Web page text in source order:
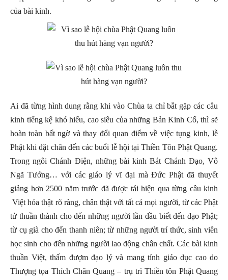
của bài kinh.
Ai đã từng hình dung rằng khi vào Chùa ta chỉ bắt gặp các câu
kinh tiếng kệ khó hiểu, cao siêu của những Bản Kinh Cổ, thì sẽ
hoàn toàn bất ngờ và thay đổi quan điểm về việc tụng kinh, lễ
Phật khi đặt chân đến các buổi lễ hội tại Thiền Tôn Phật Quang.
Trong ngôi Chánh Điện, những bài kinh Bát Chánh Đạo, Vô
Ngã Tướng… với các giáo lý vĩ đại mà Đức Phật đã thuyết
giảng hơn 2500 năm trước đã được tái hiện qua từng câu kinh
Việt hóa thật rõ ràng, chân thật với tất cả mọi người, từ các Phật
tử thuần thành cho đến những người lần đầu biết đến đạo Phật;
từ cụ già cho đến thanh niên; từ những người trí thức, sinh viên
học sinh cho đến những người lao động chân chất. Các bài kinh
thuần Việt, thấm đượm đạo lý và mang tính giáo dục cao do
Thượng tọa Thích Chân Quang – trụ trì Thiền tôn Phật Quang